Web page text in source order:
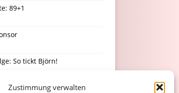
Zustimmung verwalten
89+1
So tickt Björn!